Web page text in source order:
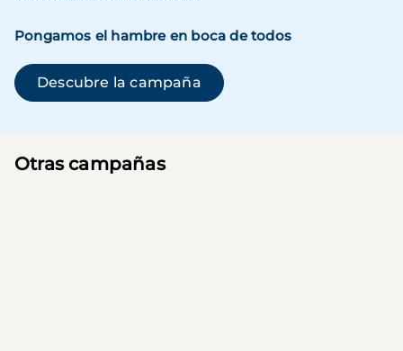
Pongamos el hambre en boca de todos
Descubre la campaña(se abre en una ventana
Otras campañas